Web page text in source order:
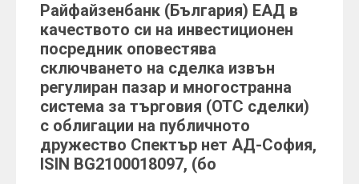
Райфайзенбанк (България) ЕАД в
качеството си на инвестиционен
посредник оповестява
сключването на сделка извън
регулиран пазар и многостранна
система за търговия (ОТС сделки)
с облигации на публичното
дружество Спектър нет АД-София,
ISIN BG2100018097, (бо